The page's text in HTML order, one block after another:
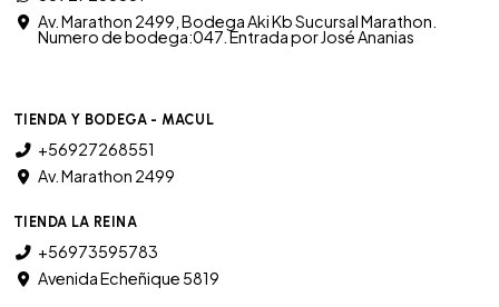
Av. Marathon 2499, Bodega Aki Kb Sucursal Marathon.
Numero de bodega:047. Entrada por José Ananias
TIENDA Y BODEGA - MACUL
+56927268551
Av. Marathon 2499
TIENDA LA REINA
+56973595783
Avenida Echeñique 5819